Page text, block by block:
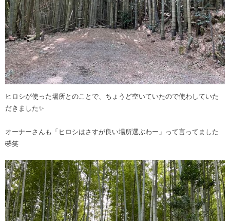
ヒロシが使った場所とのことで、ちょうど空いていたので使わしていた
だきました✨
オーナーさんも「ヒロシはさすが良い場所選ぶわー」って言ってました
🤣笑